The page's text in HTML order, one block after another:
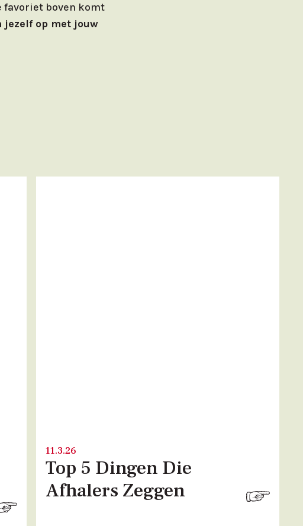
favoriet boven komt
op met jouw
11.3.26
Top 5 Dingen Die
Afhalers Zeggen